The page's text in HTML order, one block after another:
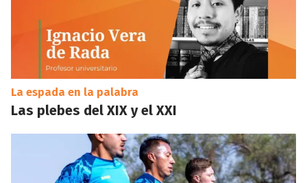
La espada en la palabra
Las plebes del XIX y el XXI